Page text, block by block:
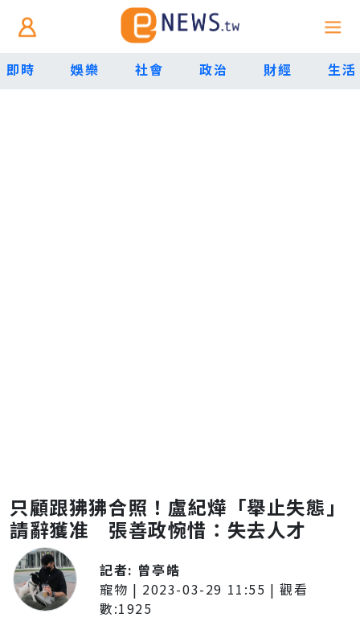
即時 娛樂 社會 政治 財經 生活
只顧跟狒狒合照！盧紀燁「舉止失態」
請辭獲准 張善政惋惜：失去人才
記者: 曾亭皓
寵物 | 2023-03-29 11:55 | 觀看
數:1925